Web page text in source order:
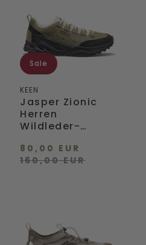
Wildleder-
Sneaker
Dark
Olive/Birch
Sale
KEEN
Jasper Zionic
Herren
Wildleder-
Olive/Birch
80,00 EUR
160,00 EUR
Wandersandalen
Monochrome/Brindle